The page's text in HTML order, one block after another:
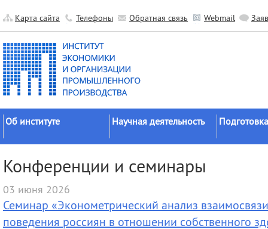
Карта сайта Телефоны Обратная связь Webmail
Об институте
Официальные документы
История
Руководство
Научные подразделения
Научная деятельность
исследований
Прикладные разработки
Гранты
советы
Конференции и семинары
03 июня 2026
Семинар «Эконометрический анализ
поведения россиян в отношении собственного